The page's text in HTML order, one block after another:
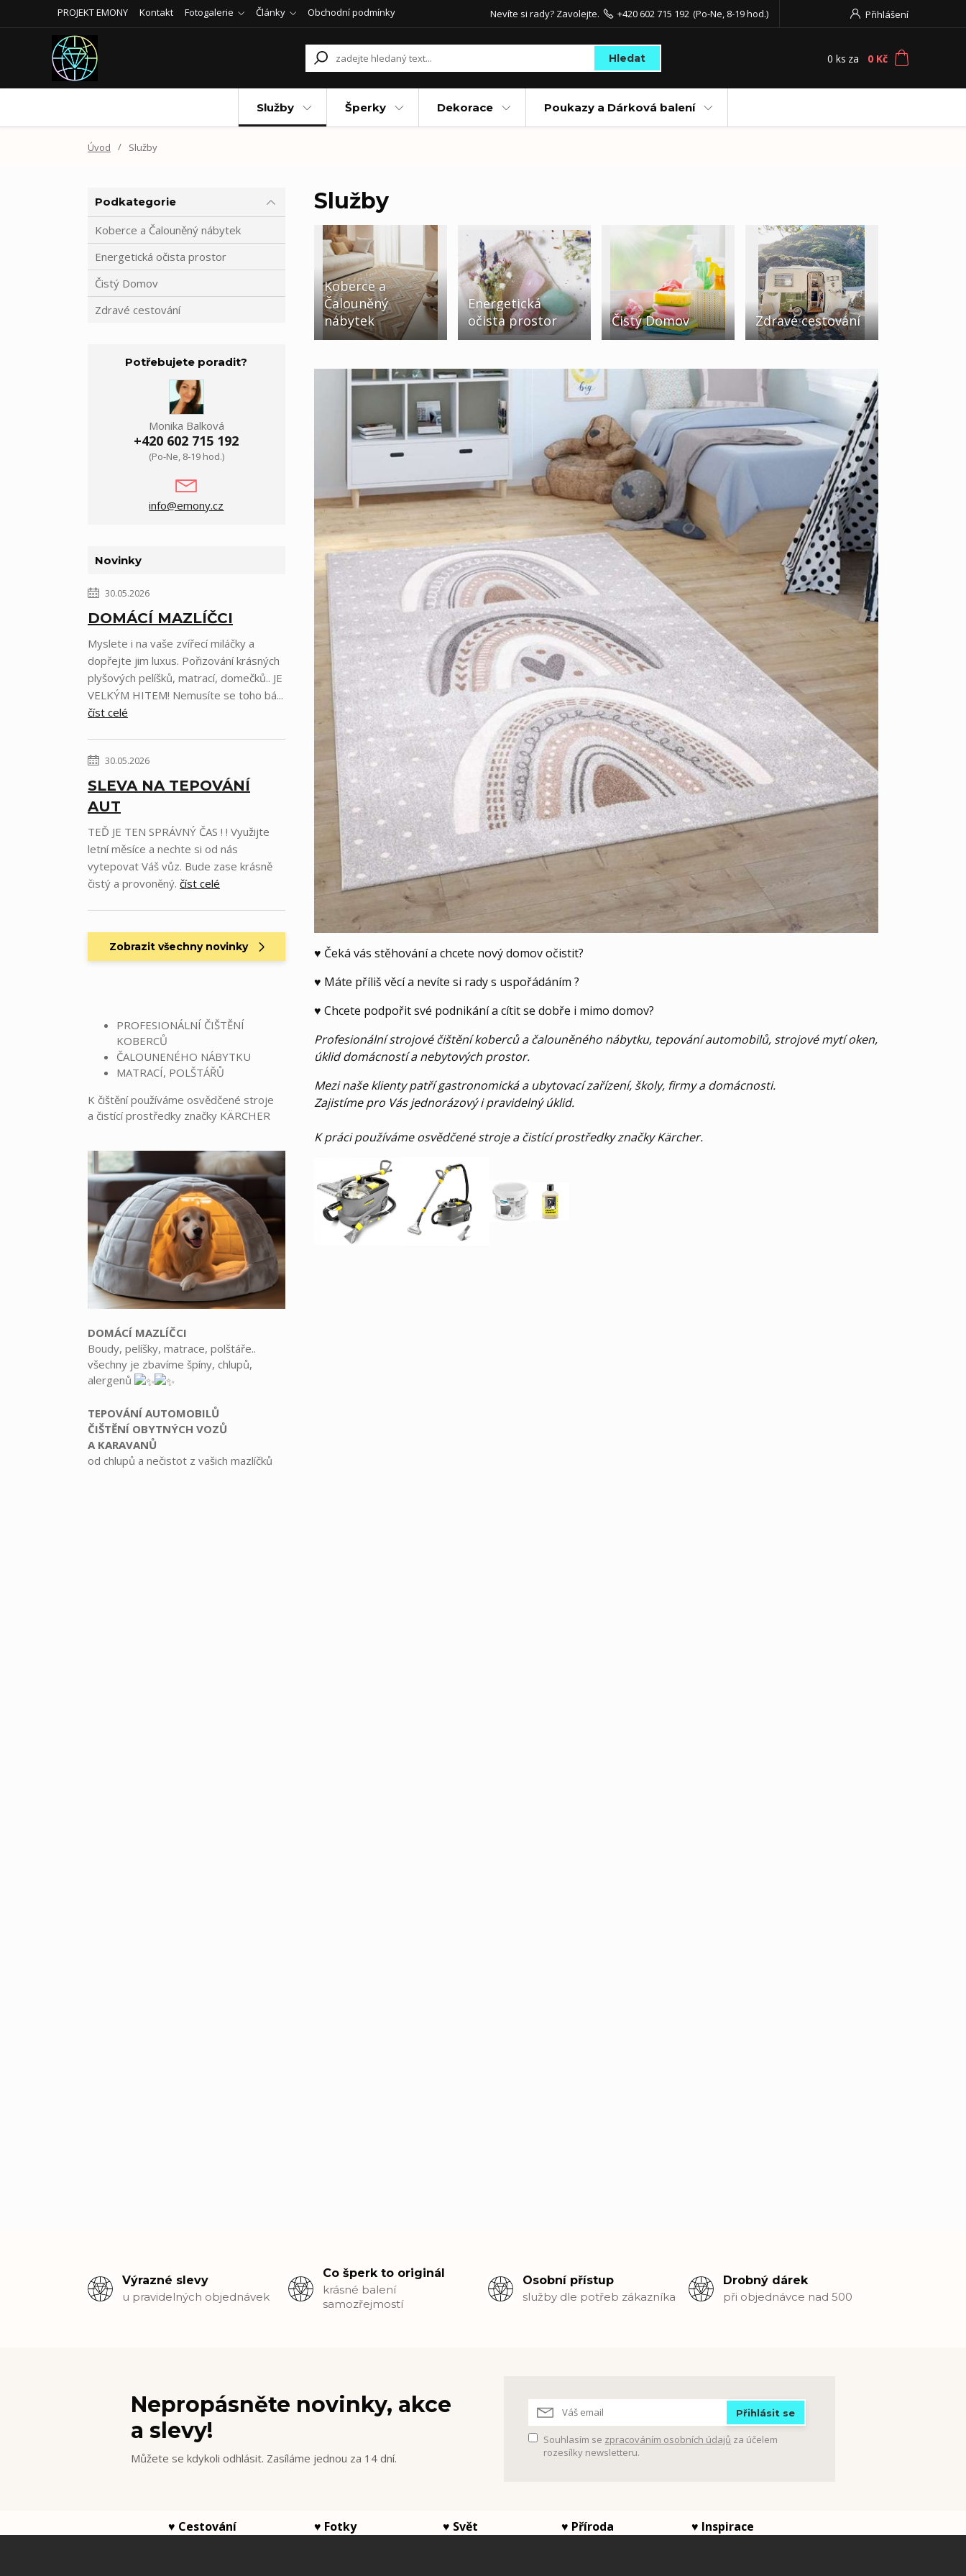
PROJEKT EMONY Kontakt Fotogalerie Články Obchodní podmínky Přihlášení
Hledat
Nevíte si rady? Zavolejte. +420 602 715 192 (Po-Ne, 8-19 hod.)
0 ks za 0 Kč
Služby Šperky Dekorace Poukazy a Dárková balení
Úvod Služby
Služby
Koberce a
Čalouněný
nábytek
Energetická
očista prostor
Čistý Domov Zdravé cestování
♥ Čeká vás stěhování a chcete nový domov očistit?
♥ Máte příliš věcí a nevíte si rady s uspořádáním ?
♥ Chcete podpořit své podnikání a cítit se dobře i mimo domov?
Profesionální strojové čištění koberců a čalouněného nábytku, tepování automobilů, strojové mytí oken,
úklid domácností a nebytových prostor.
Mezi naše klienty patří gastronomická a ubytovací zařízení, školy, firmy a domácnosti.
Zajistíme pro Vás jednorázový i pravidelný úklid.
K práci používáme osvědčené stroje a čistící prostředky značky Kärcher.
Podkategorie
Koberce a Čalouněný nábytek
Energetická očista prostor
Čistý Domov
Zdravé cestování
Potřebujete poradit?
Monika Balková
+420 602 715 192
(Po-Ne, 8-19 hod.)
info@emony.cz
Novinky
30.05.2026
DOMÁCÍ MAZLÍČCI
Myslete i na vaše zvířecí miláčky a
dopřejte jim luxus. Pořizování krásných
plyšových pelíšků, matrací, domečků.. JE
VELKÝM HITEM! Nemusíte se toho bá...
číst celé
30.05.2026
SLEVA NA TEPOVÁNÍ
AUT
TEĎ JE TEN SPRÁVNÝ ČAS ! ! Využijte
letní měsíce a nechte si od nás
vytepovat Váš vůz. Bude zase krásně
čistý a provoněný. číst celé
Zobrazit všechny novinky
PROFESIONÁLNÍ ČIŠTĚNÍ
KOBERCŮ
ČALOUNENÉHO NÁBYTKU
MATRACÍ, POLŠTÁŘŮ
K čištění používáme osvědčené stroje
a čistící prostředky značky KÄRCHER
DOMÁCÍ MAZLÍČCI
Boudy, pelíšky, matrace, polštáře..
všechny je zbavíme špíny, chlupů,
alergenů
TEPOVÁNÍ AUTOMOBILŮ
ČIŠTĚNÍ OBYTNÝCH VOZŮ
A KARAVANŮ
od chlupů a nečistot z vašich mazlíčků
Výrazné slevy
u pravidelných objednávek
Co šperk to originál
krásné balení
samozřejmostí
Osobní přístup
služby dle potřeb zákazníka
Drobný dárek
při objednávce nad 500
Nepropásněte novinky, akce
a slevy!
Můžete se kdykoli odhlásit. Zasíláme jednou za 14 dní.
Přihlásit se
Souhlasím se zpracováním osobních údajů za účelem
rozesílky newsletteru.
♥ Cestování ♥ Fotky ♥ Svět ♥ Příroda ♥ Inspirace